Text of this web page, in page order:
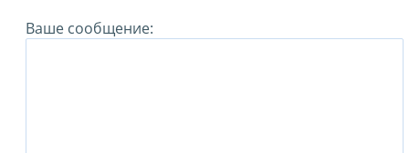
Ваше сообщение: